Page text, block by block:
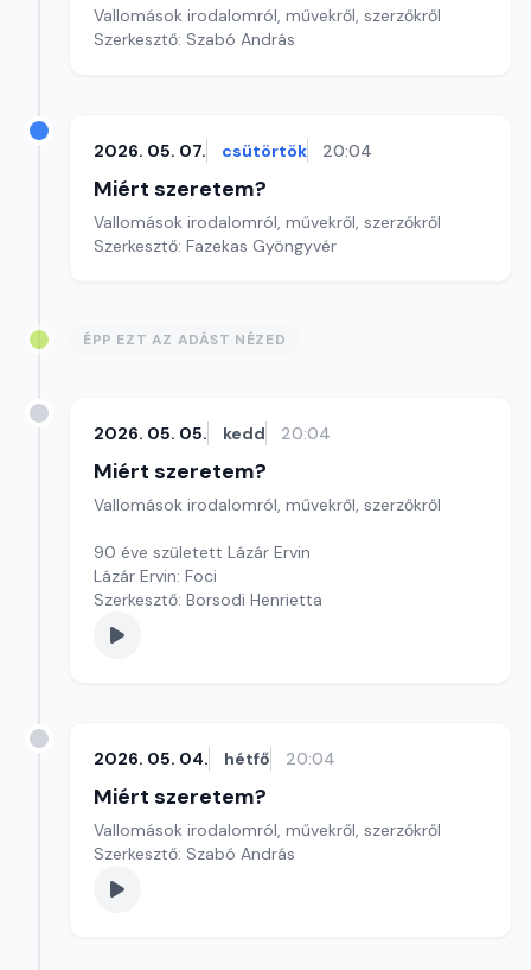
Vallomások irodalomról, művekről, szerzőkről
Szerkesztő: Szabó András
2026. 05. 07. csütörtök 20:04
Miért szeretem?
Vallomások irodalomról, művekről, szerzőkről
Szerkesztő: Fazekas Gyöngyvér
ÉPP EZT AZ ADÁST NÉZED
2026. 05. 05. kedd 20:04
Miért szeretem?
Vallomások irodalomról, művekről, szerzőkről
90 éve született Lázár Ervin
Lázár Ervin: Foci
Szerkesztő: Borsodi Henrietta
2026. 05. 04. hétfő 20:04
Miért szeretem?
Vallomások irodalomról, művekről, szerzőkről
Szerkesztő: Szabó András